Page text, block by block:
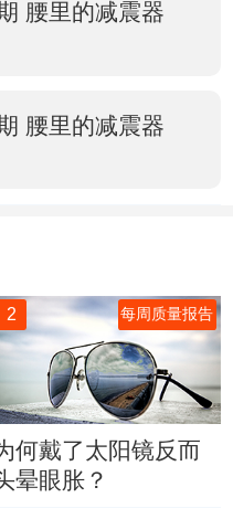
腰里的减震器
腰里的减震器
2 每周质量报告
何戴了太阳镜反而
晕眼胀？